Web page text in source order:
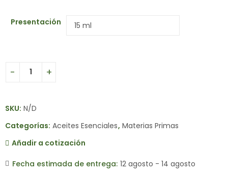
Presentación
SKU: N/D
Categorías: Aceites Esenciales, Materias Primas
Añadir a cotización
Fecha estimada de entrega: 12 agosto - 14 agosto